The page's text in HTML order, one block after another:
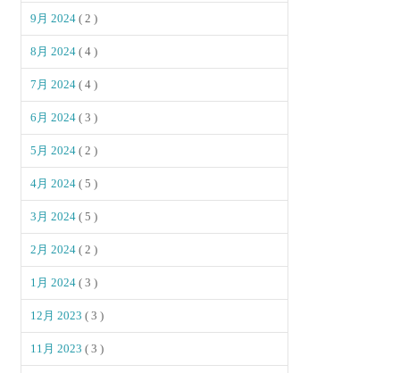
9月 2024( 2 )
8月 2024( 4 )
7月 2024( 4 )
6月 2024( 3 )
5月 2024( 2 )
4月 2024( 5 )
3月 2024( 5 )
2月 2024( 2 )
1月 2024( 3 )
12月 2023( 3 )
11月 2023( 3 )